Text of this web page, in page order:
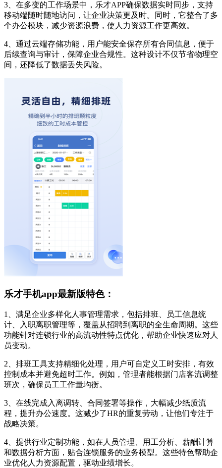
3、在多变的工作场景中，乐才APP确保数据实时同步，支持
移动端随时随地访问，让企业决策更及时。同时，它整合了多
个办公模块，减少资源浪费，使人力资源工作更高效。
4、通过云端存储功能，用户能安全保存所有合同信息，便于
后续查询与审计，保障企业合规性。这种设计不仅节省物理空
间，还降低了数据丢失风险。
乐才手机app最新版特色：
1、满足企业多样化人事管理需求，包括排班、员工信息统
计、入职离职管理等，覆盖从招聘到离职的全生命周期。这些
功能针对连锁行业的高流动性特点优化，帮助企业快速应对人
员变动。
2、排班工具支持精细化处理，用户可自定义工时安排，有效
控制成本并避免超时工作。例如，管理者能根据门店客流调整
班次，确保员工工作量均衡。
3、在线完成入离调转、合同签署等操作，大幅减少纸质流
程，提升办公速度。这减少了HR的重复劳动，让他们专注于
战略决策。
4、提供行业定制功能，如在人员管理、用工分析、薪酬计算
和数据分析方面，贴合连锁服务的业务模型。这些特色帮助企
业优化人力资源配置，驱动业绩增长。